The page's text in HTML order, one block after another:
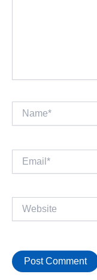
Website